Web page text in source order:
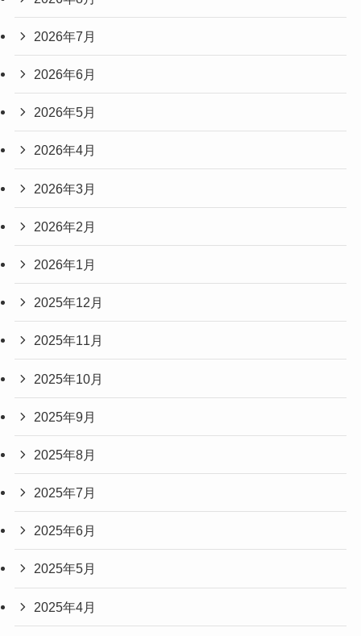
2026年7月
2026年6月
2026年5月
2026年4月
2026年3月
2026年2月
2026年1月
2025年12月
2025年11月
2025年10月
2025年9月
2025年8月
2025年7月
2025年6月
2025年5月
2025年4月